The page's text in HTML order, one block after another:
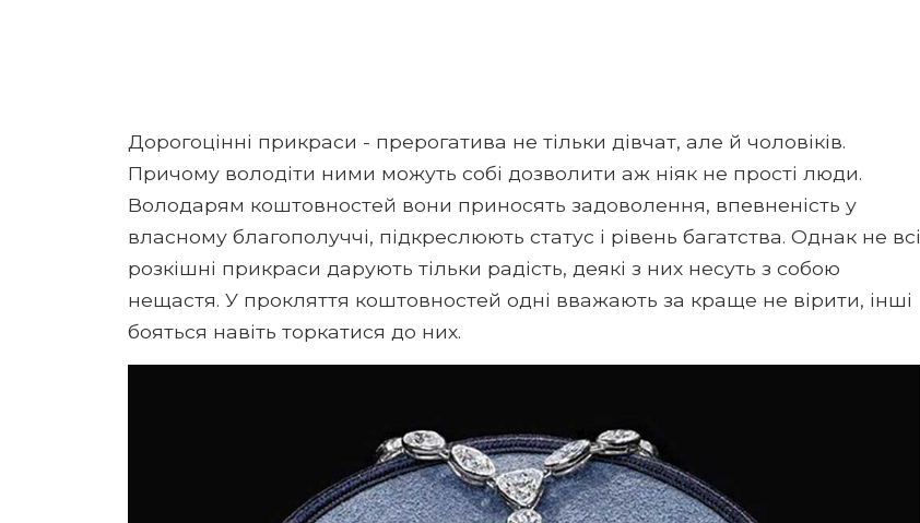
Дорогоцінні прикраси - прерогатива не тільки дівчат, але й чоловіків.
Причому володіти ними можуть собі дозволити аж ніяк не прості люди.
Володарям коштовностей вони приносять задоволення, впевненість у
власному благополуччі, підкреслюють статус і рівень багатства. Однак не всі
розкішні прикраси дарують тільки радість, деякі з них несуть з собою
нещастя. У прокляття коштовностей одні вважають за краще не вірити, інші
бояться навіть торкатися до них.